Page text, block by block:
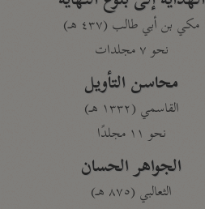
مكي بن أبي طالب (٤٣٧ هـ)
نحو ٧ مجلدات
محاسن التأويل
القاسمي (١٣٣٢ هـ)
نحو ١١ مجلدًا
الجواهر الحسان
الثعالبي (٨٧٥ هـ)